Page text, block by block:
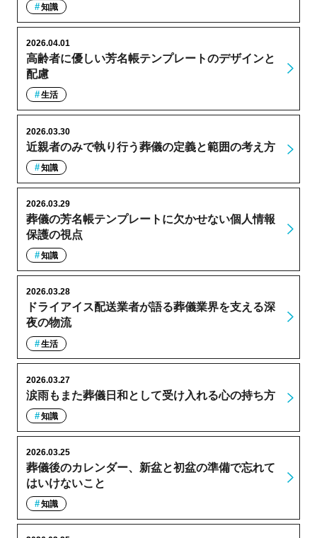
知識
高齢者に優しい芳名帳テンプレートのデザインと
配慮
2026.04.01
生活
近親者のみで執り行う葬儀の定義と範囲の考え方
2026.03.30
知識
葬儀の芳名帳テンプレートに欠かせない個人情報
保護の視点
2026.03.29
知識
ドライアイス配送業者が語る葬儀業界を支える深
夜の物流
2026.03.28
生活
涙雨もまた葬儀日和として受け入れる心の持ち方
2026.03.27
知識
葬儀後のカレンダー、新盆と初盆の準備で忘れて
はいけないこと
2026.03.25
知識